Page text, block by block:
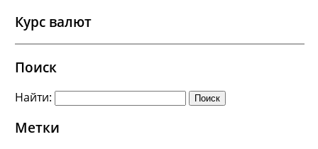
Курс валют
Поиск
Найти:
Метки